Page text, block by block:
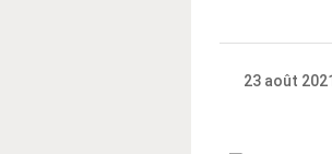
23 août 2021